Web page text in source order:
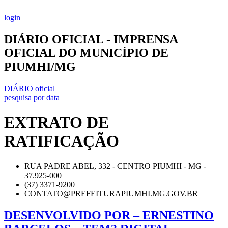
para
conteúdo
login
DIÁRIO OFICIAL - IMPRENSA
OFICIAL DO MUNICÍPIO DE
PIUMHI/MG
DIÁRIO oficial
pesquisa por data
EXTRATO DE
RATIFICAÇÃO
RUA PADRE ABEL, 332 - CENTRO PIUMHI - MG -
37.925-000
(37) 3371-9200
CONTATO@PREFEITURAPIUMHI.MG.GOV.BR
DESENVOLVIDO POR – ERNESTINO